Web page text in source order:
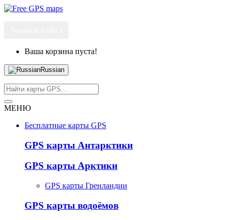
Ваша корзина пуста!
Russian
МЕНЮ
Бесплатные карты GPS
GPS карты Антарктики
GPS карты Арктики
GPS карты Гренландии
GPS карты водоёмов